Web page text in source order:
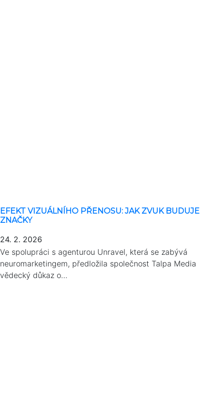
EFEKT VIZUÁLNÍHO PŘENOSU: JAK ZVUK BUDUJE
ZNAČKY
24. 2. 2026
Ve spolupráci s agenturou Unravel, která se zabývá
neuromarketingem, předložila společnost Talpa Media
vědecký důkaz o…